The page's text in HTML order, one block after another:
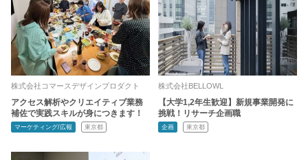
株式会社コマースデザインプロダクト
アクセス解析やクリエイティブ業務
補佐で実践スキルが身につきます！
マーケティング/広報 東京都
株式会社BELLOWL
【大学1,2年生歓迎】新規事業開発に
挑戦！リサーチ企画職
企画 東京都